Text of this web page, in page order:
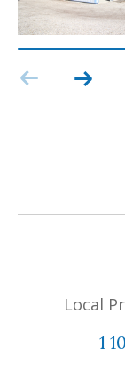
Local
1